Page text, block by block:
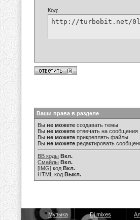
Код:
http://turbobit.net/
Ваши права в разделе
Вы не можете создавать темы
Вы не можете отвечать на сообщения
Вы не можете прикреплять файлы
Вы не можете редактировать
BB коды Вкл.
Смайлы Вкл.
[IMG] код Вкл.
HTML код Выкл.
Музыка Dj mixes